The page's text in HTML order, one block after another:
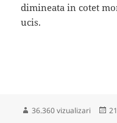
dimineata in cotet
ucis.
36.360 vizualizari